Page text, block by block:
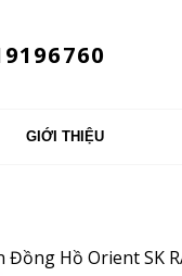
GIỚI THIỆU
Đồng Hồ Orient SK